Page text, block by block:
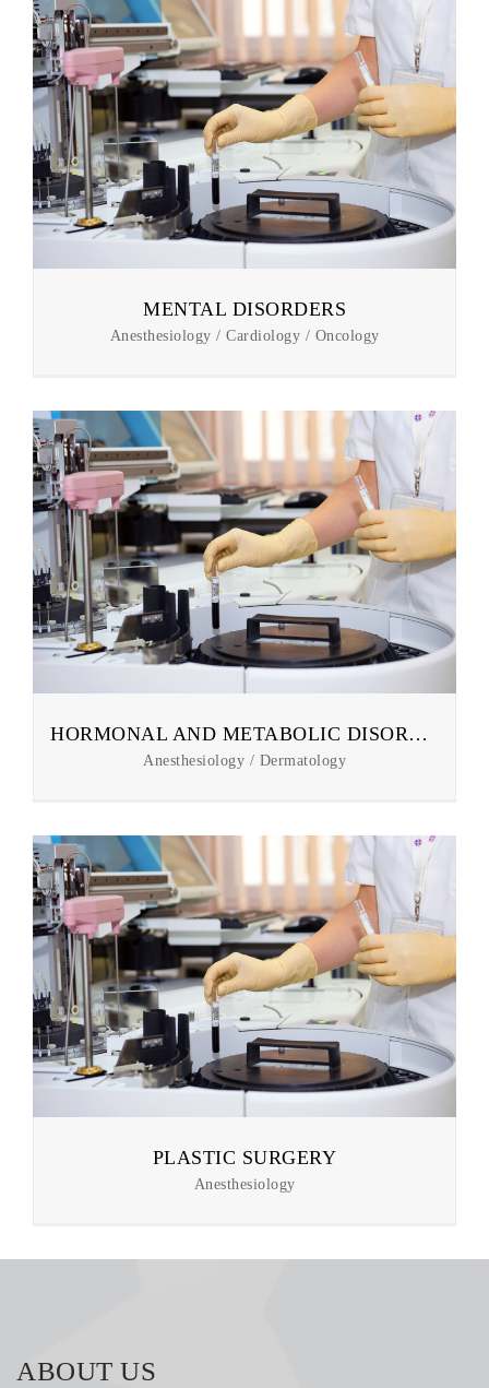
MENTAL DISORDERS
Anesthesiology / Cardiology / Oncology
HORMONAL AND METABOLIC DISORDERS
Anesthesiology / Dermatology
PLASTIC SURGERY
Anesthesiology
ABOUT US